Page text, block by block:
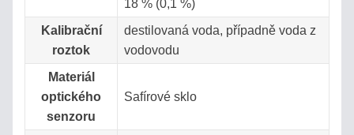
18 % (0,1 %)
Kalibrační
roztok
destilovaná voda, případně voda z
vodovodu
Materiál
optického
senzoru
Safírové sklo
Přihlášení
uživatele